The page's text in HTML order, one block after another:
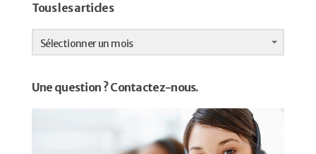
Tous les articles
Tous
les
articles
Sélectionner un mois
Une question ? Contactez-nous.